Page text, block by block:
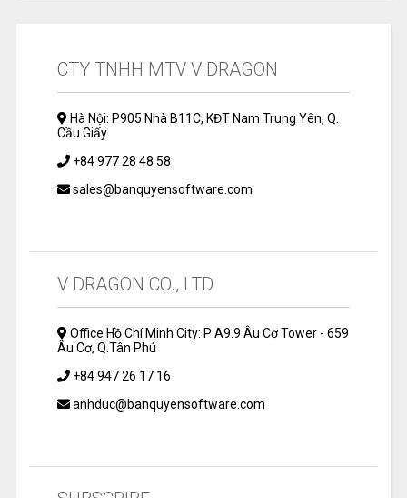
CTY TNHH MTV V DRAGON
Hà Nội: P905 Nhà B11C, KĐT Nam Trung Yên, Q.
Cầu Giấy
+84 977 28 48 58
sales@banquyensoftware.com
V DRAGON CO., LTD
Office Hồ Chí Minh City: P A9.9 Âu Cơ Tower - 659
Âu Cơ, Q.Tân Phú
+84 947 26 17 16
anhduc@banquyensoftware.com